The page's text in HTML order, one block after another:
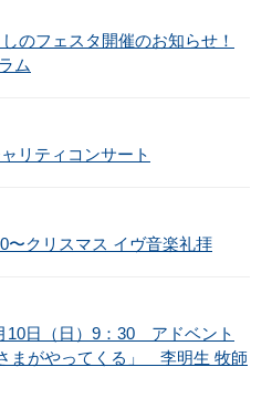
のフェスタ開催のお知らせ！
ム
リティコンサート
〜クリスマス イヴ音楽礼拝
10日（日）9：30 アドベント
まがやってくる」 李明生 牧師